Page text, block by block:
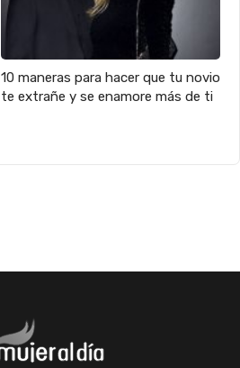
10 maneras para hacer que tu novio
te extrañe y se enamore más de ti